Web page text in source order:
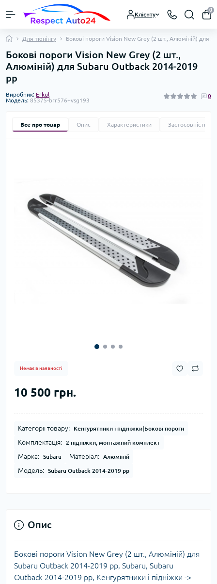
Клієнту
0
Для тюнінгу Бокові пороги Vision New Grey (2 шт., Алюміній) для
Бокові пороги Vision New Grey (2 шт.,
Алюміній) для Subaru Outback 2014-2019
рр
Виробник: Erkul
Модель: 85375-brr576+vsg193
0
Все про товар Опис Характеристики Застосовність
Немає в наявності
10 500 грн.
Категорії товару: Кенгурятники і підніжки|Бокові пороги
Комплектація: 2 підніжки, монтажний комплект
Марка: Subaru Матеріал: Алюміній
Модель: Subaru Outback 2014-2019 рр
Опис
Бокові пороги Vision New Grey (2 шт., Алюміній) для
Subaru Outback 2014-2019 рр, Subaru, Subaru
Outback 2014-2019 рр, Кенгурятники і підніжки ->